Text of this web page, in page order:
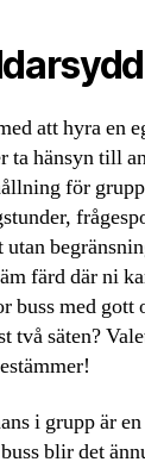
att hyra en
ta hänsyn till
för
utan
färd där ni
buss med
två säten?
i grupp är
blir det